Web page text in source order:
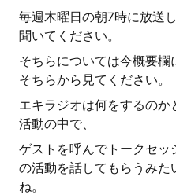
毎週木曜日の朝7時に放送
聞いてください。
そちらについては今概要
そちらから見てください。
エキラジオは何をするの
活動の中で、
ゲストを呼んでトークセッ
の活動を話してもらうみ
ね。